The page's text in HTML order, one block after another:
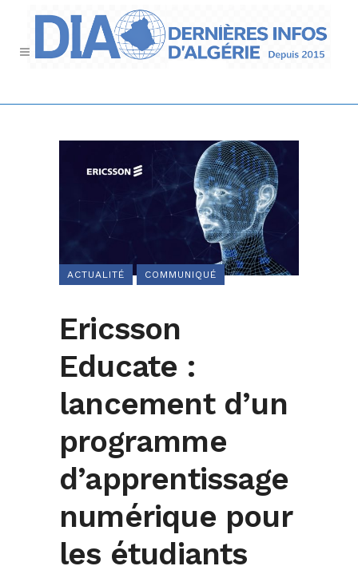
ACTUALITÉ COMMUNIQUÉ
Ericsson
Educate :
lancement d’un
programme
d’apprentissage
numérique pour
les étudiants